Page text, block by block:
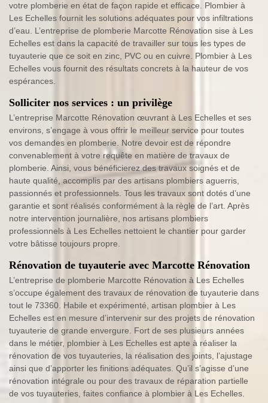
votre plomberie en état de façon rapide et efficace. Plombier à
Les Echelles fournit les solutions adéquates pour vos infiltrations
d’eau. L’entreprise de plomberie Marcotte Rénovation sise à Les
Echelles est dans la capacité de travailler sur tous les types de
tuyauterie que ce soit en zinc, PVC ou en cuivre. Plombier à Les
Echelles vous fournit des résultats concrets à la hauteur de vos
espérances.
Solliciter nos services : un privilège
L’entreprise Marcotte Rénovation œuvrant à Les Echelles et ses
environs, s’engage à vous offrir le meilleur service pour toutes
vos demandes en plomberie. Notre devoir est de répondre
convenablement à votre requête en matière de travaux de
plomberie. Ainsi, vous bénéficierez des travaux soignés et de
haute qualité, accomplis par des artisans plombiers aguerris,
passionnés et professionnels. Tous les travaux sont dotés d’une
garantie et sont réalisés conformément à la règle de l’art. Après
notre intervention journalière, nos artisans plombiers
professionnels à Les Echelles nettoient le chantier pour garder
votre bâtisse toujours propre.
Rénovation de tuyauterie avec Marcotte Rénovation
L’entreprise de plomberie Marcotte Rénovation à Les Echelles
s’occupe également des travaux de rénovation de tuyauterie dans
tout le 73360. Habile et expérimenté, artisan plombier à Les
Echelles est en mesure d’intervenir sur des projets de rénovation
tuyauterie de grande envergure. Fort de ses plusieurs années
dans le métier, plombier à Les Echelles est apte à réaliser la
rénovation de vos tuyauteries, la réalisation des joints, l’ajustage
ainsi que d’apporter les finitions adéquates. Qu’il s’agisse d’une
rénovation intégrale ou pour des travaux de réparation partielle
de vos tuyauteries, faites confiance à plombier à Les Echelles.